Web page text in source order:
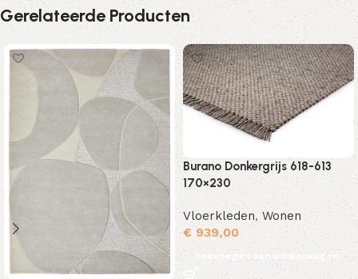
Gerelateerde Producten
Burano Donkergrijs 618-613
170×230
Vloerkleden, Wonen
€ 939,00
Toevoegen aan winkelwagen